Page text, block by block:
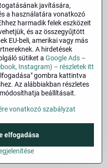
beállítások
vonatkozó szabályzat
állapota
BiznisWeb.sk
javítására,
a használatára vonatkozó
harmadik felek eszközeit
és az összegyűjtött
EU-beli, amerikai vagy más
A hirdetések
sütiket a Google Ads –
Instagram) – részletek itt
gombra kattintva
Az alábbiakban részletes
beállításait.
vonatkozó szabályzat
elfogadása